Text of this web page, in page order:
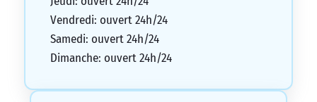
Vendredi: ouvert 24h/24
Samedi: ouvert 24h/24
Dimanche: ouvert 24h/24